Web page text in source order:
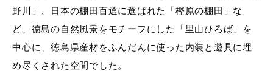
野川」、日本の棚田百選に選ばれた「樫原の棚田」な
ど、徳島の自然風景をモチーフにした「里山ひろば」を
中心に、徳島県産材をふんだんに使った内装と遊具に埋
め尽くされた空間でした。